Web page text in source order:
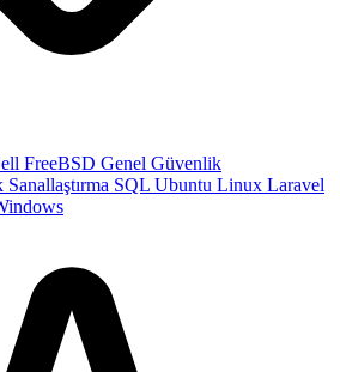
FreeBSD Genel Güvenlik
Sanallaştırma SQL Ubuntu Linux Laravel